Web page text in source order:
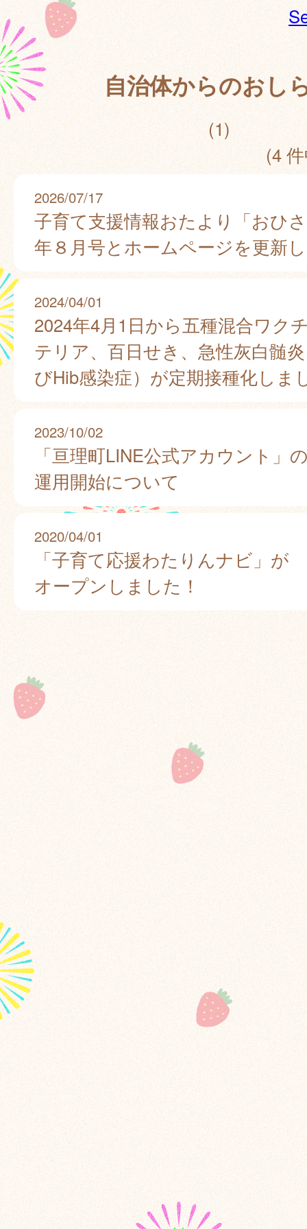
自治体からのおし
(1)
(4
2026/07/17
子育て支援情報おたより「おひ
年８月号とホームページを更新
2024/04/01
2024年4月1日から五種混合ワク
テリア、百日せき、急性灰白髄
びHib感染症）が定期接種化しま
2023/10/02
「亘理町LINE公式アカウント」
運用開始について
2020/04/01
「子育て応援わたりんナビ」が
オープンしました！